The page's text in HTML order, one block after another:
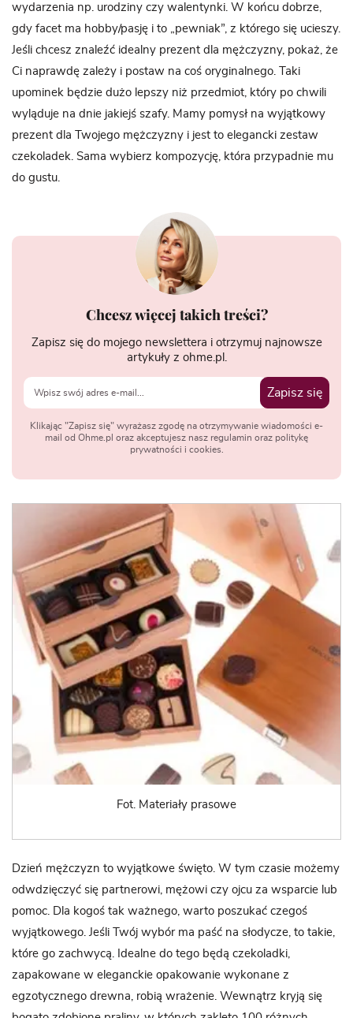
wydarzenia np. urodziny czy walentynki. W końcu dobrze,
gdy facet ma hobby/pasję i to „pewniak”, z którego się ucieszy.
Jeśli chcesz znaleźć idealny prezent dla mężczyzny, pokaż, że
Ci naprawdę zależy i postaw na coś oryginalnego. Taki
upominek będzie dużo lepszy niż przedmiot, który po chwili
wyląduje na dnie jakiejś szafy. Mamy pomysł na wyjątkowy
prezent dla Twojego mężczyzny i jest to elegancki zestaw
czekoladek. Sama wybierz kompozycję, która przypadnie mu
do gustu.
Chcesz więcej takich treści?
Zapisz się do mojego newslettera i otrzymuj najnowsze
artykuły z ohme.pl.
Zapisz się
Klikając "Zapisz się" wyrażasz zgodę na otrzymywanie wiadomości e-
mail od Ohme.pl oraz akceptujesz nasz regulamin oraz politykę
prywatności i cookies.
Fot. Materiały prasowe
Dzień mężczyzn to wyjątkowe święto. W tym czasie możemy
odwdzięczyć się partnerowi, mężowi czy ojcu za wsparcie lub
pomoc. Dla kogoś tak ważnego, warto poszukać czegoś
wyjątkowego. Jeśli Twój wybór ma paść na słodycze, to takie,
które go zachwycą. Idealne do tego będą czekoladki,
zapakowane w eleganckie opakowanie wykonane z
egzotycznego drewna, robią wrażenie. Wewnątrz kryją się